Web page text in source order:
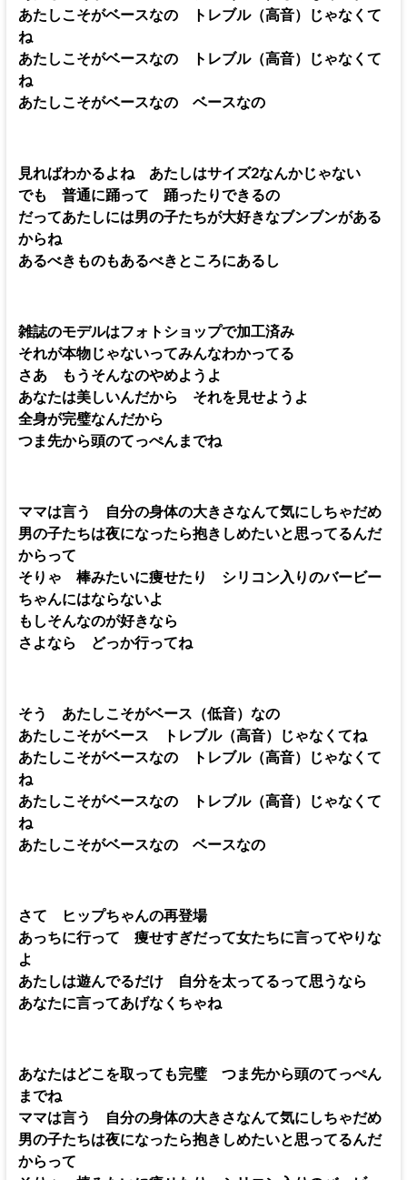
あたしこそがベースなの トレブル（高音）じゃなくて
ね
あたしこそがベースなの トレブル（高音）じゃなくて
ね
あたしこそがベースなの ベースなの
見ればわかるよね あたしはサイズ2なんかじゃない
でも 普通に踊って 踊ったりできるの
だってあたしには男の子たちが大好きなブンブンがある
からね
あるべきものもあるべきところにあるし
雑誌のモデルはフォトショップで加工済み
それが本物じゃないってみんなわかってる
さあ もうそんなのやめようよ
あなたは美しいんだから それを見せようよ
全身が完璧なんだから
つま先から頭のてっぺんまでね
ママは言う 自分の身体の大きさなんて気にしちゃだめ
男の子たちは夜になったら抱きしめたいと思ってるんだ
からって
そりゃ 棒みたいに痩せたり シリコン入りのバービー
ちゃんにはならないよ
もしそんなのが好きなら
さよなら どっか行ってね
そう あたしこそがベース（低音）なの
あたしこそがベース トレブル（高音）じゃなくてね
あたしこそがベースなの トレブル（高音）じゃなくて
ね
あたしこそがベースなの トレブル（高音）じゃなくて
ね
あたしこそがベースなの ベースなの
さて ヒップちゃんの再登場
あっちに行って 痩せすぎだって女たちに言ってやりな
よ
あたしは遊んでるだけ 自分を太ってるって思うなら
あなたに言ってあげなくちゃね
あなたはどこを取っても完璧 つま先から頭のてっぺん
までね
ママは言う 自分の身体の大きさなんて気にしちゃだめ
男の子たちは夜になったら抱きしめたいと思ってるんだ
からって